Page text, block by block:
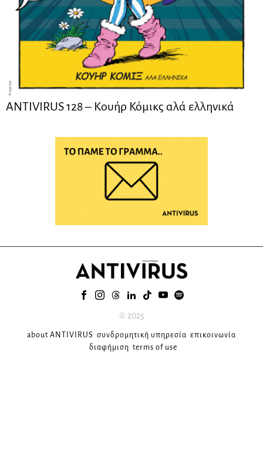
ANTIVIRUS 128 – Kουήρ Κόμικς αλά ελληνικά
© 2025
about ANTIVIRUS συνδρομητική υπηρεσία επικοινωνία
διαφήμιση terms of use